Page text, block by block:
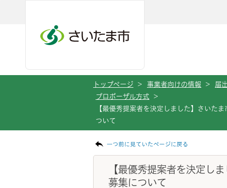
トップページ > 事業者向けの情報 > 届
プロポーザル方式
>
【最優秀提案者を決定しました】さいた
ついて
一つ前に見ていたページに戻る
【最優秀提案者を決定し
募集について